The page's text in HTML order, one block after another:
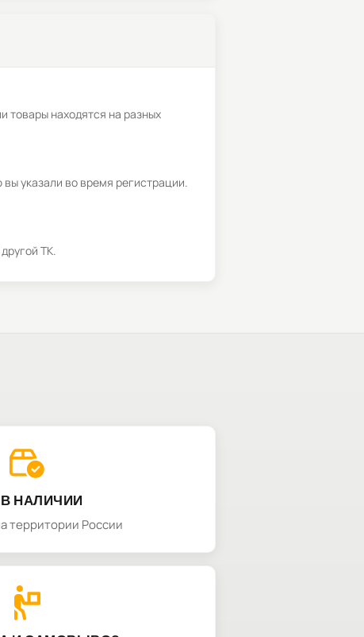
товары находятся на разных
указали во время регистрации.
ТК.
НАЛИЧИИ
территории России